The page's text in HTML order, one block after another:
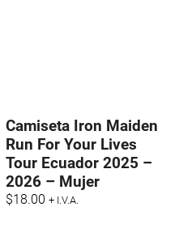
Camiseta Iron Maiden
Run For Your Lives
Tour Ecuador 2025 –
2026 – Mujer
$18.00 + I.V.A.